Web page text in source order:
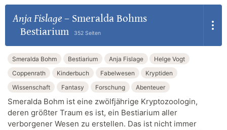
Anja Fislage– Smeralda Bohms
Bestiarium
352 Seiten
Smeralda Bohm Bestiarium Anja Fislage
Helge Vogt
Coppenrath
Kinderbuch Fabelwesen
Kryptiden
Wissenschaft
Fantasy Forschung Abenteuer
Smeralda Bohm ist eine zwölfjährige Kryptozoologin,
deren größter Traum es ist, ein Bestiarium aller
verborgener Wesen zu erstellen. Das ist nicht immer